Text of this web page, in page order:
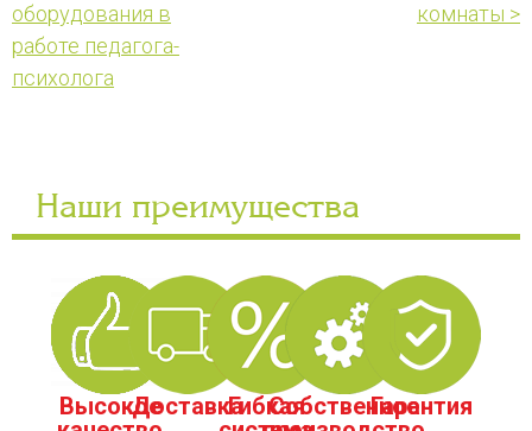
оборудования в
работе педагога-
психолога
комнаты >
Наши преимущества
ВысокоеДоставкаГибкаяСобственноеГарантия